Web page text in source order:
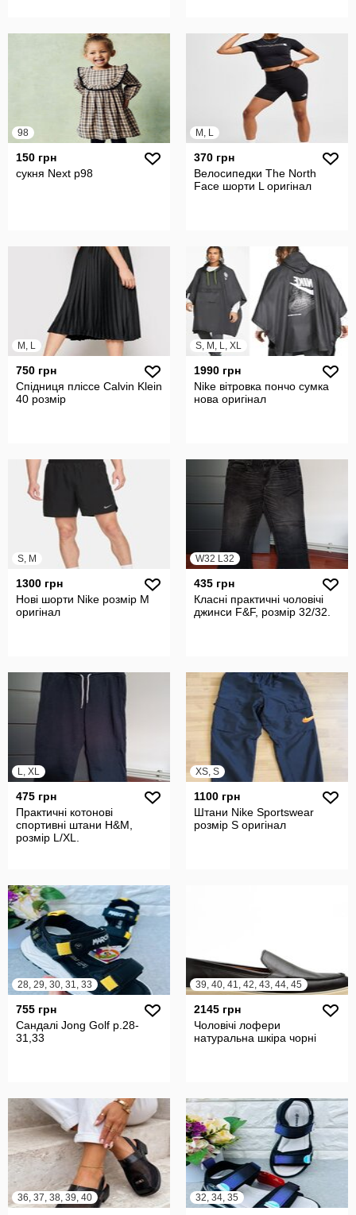
98
150 грн
сукня Next р98
M, L
370 грн
Велосипедки The North
Face шорти L оригінал
M, L
750 грн
Спідниця пліссе Calvin Klein
40 розмір
S, M, L, XL
1990 грн
Nike вітровка пончо сумка
нова оригінал
S, M
1300 грн
Нові шорти Nike розмір M
оригінал
W32 L32
435 грн
Класні практичні чоловічі
джинси F&F, розмір 32/32.
L, XL
475 грн
Практичні котонові
спортивні штани H&M,
розмір L/XL.
XS, S
1100 грн
Штани Nike Sportswear
розмір S оригінал
28, 29, 30, 31, 33
755 грн
Сандалі Jong Golf р.28-
31,33
39, 40, 41, 42, 43, 44, 45
2145 грн
Чоловічі лофери
натуральна шкіра чорні
36, 37, 38, 39, 40 32, 34, 35